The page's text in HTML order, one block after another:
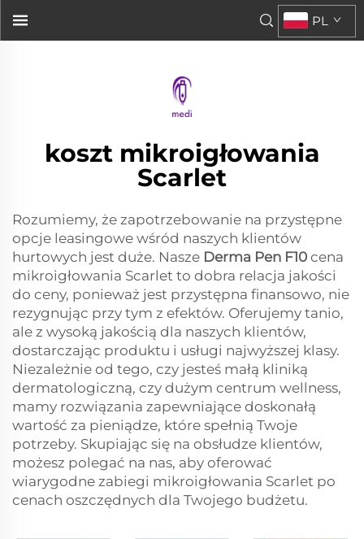
Derma Pen F10 do leczenia blizn stanowi doskonałą
wartość za zapłacone pieniądze...">
PL
koszt mikroigłowania
Scarlet
Rozumiemy, że zapotrzebowanie na przystępne
opcje leasingowe wśród naszych klientów
hurtowych jest duże. Nasze Derma Pen F10 cena
mikroigłowania Scarlet to dobra relacja jakości
do ceny, ponieważ jest przystępna finansowo, nie
rezygnując przy tym z efektów. Oferujemy tanio,
ale z wysoką jakością dla naszych klientów,
dostarczając produktu i usługi najwyższej klasy.
Niezależnie od tego, czy jesteś małą kliniką
dermatologiczną, czy dużym centrum wellness,
mamy rozwiązania zapewniające doskonałą
wartość za pieniądze, które spełnią Twoje
potrzeby. Skupiając się na obsłudze klientów,
możesz polegać na nas, aby oferować
wiarygodne zabiegi mikroigłowania Scarlet po
cenach oszczędnych dla Twojego budżetu.